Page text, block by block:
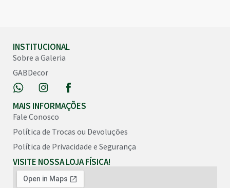
INSTITUCIONAL
Sobre a Galeria
GABDecor
MAIS INFORMAÇÕES
Fale Conosco
Política de Trocas ou Devoluções
Política de Privacidade e Segurança
VISITE NOSSA LOJA FÍSICA!